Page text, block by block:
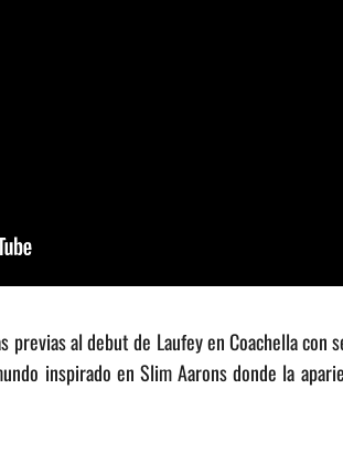
previas al debut de Laufey en Coachella
inspirado en Slim Aarons donde la